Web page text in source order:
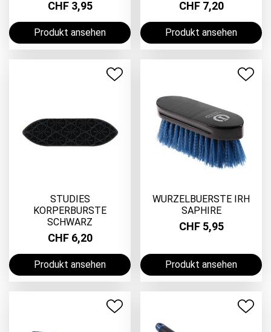
CHF 3,95
Produkt ansehen
CHF 7,20
Produkt ansehen
STUDIES
KORPERBURSTE
SCHWARZ
CHF 6,20
Produkt ansehen
WURZELBUERSTE IRH
SAPHIRE
CHF 5,95
Produkt ansehen